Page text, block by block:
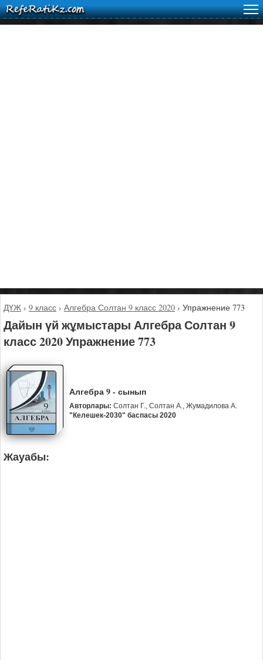
ДҮЖ › 9 класс › Алгебра Солтан 9 класс 2020 › Упражнение 773
Дайын үй жұмыстары Алгебра Солтан 9
класс 2020 Упражнение 773
Алгебра 9 - сынып
Авторлары: Солтан Г., Солтан А., Жумадилова А.
"Келешек-2030" баспасы 2020
Жауабы: